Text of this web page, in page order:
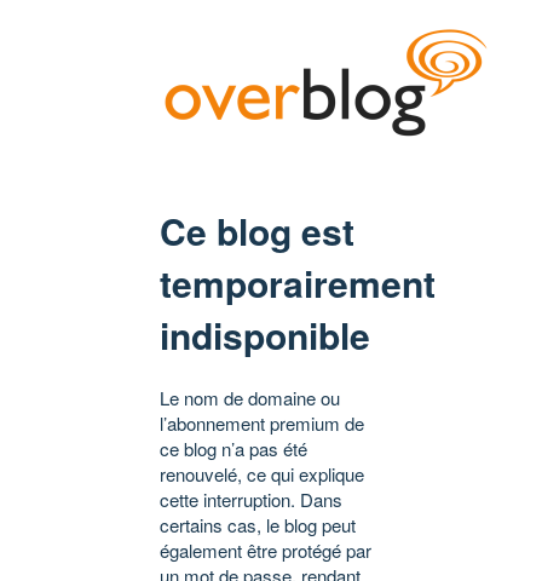
Ce blog est
temporairement
indisponible
Le nom de domaine ou
l’abonnement premium de
ce blog n’a pas été
renouvelé, ce qui explique
cette interruption. Dans
certains cas, le blog peut
également être protégé par
un mot de passe, rendant